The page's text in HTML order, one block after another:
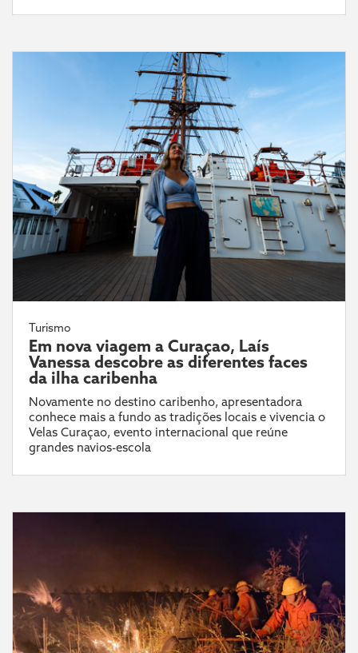
Turismo
Em nova viagem a Curaçao, Laís
Vanessa descobre as diferentes faces
da ilha caribenha
Novamente no destino caribenho, apresentadora
conhece mais a fundo as tradições locais e vivencia o
Velas Curaçao, evento internacional que reúne
grandes navios-escola